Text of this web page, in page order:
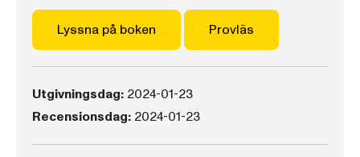
Lyssna på boken Provläs
Utgivningsdag: 2024-01-23
Recensionsdag: 2024-01-23